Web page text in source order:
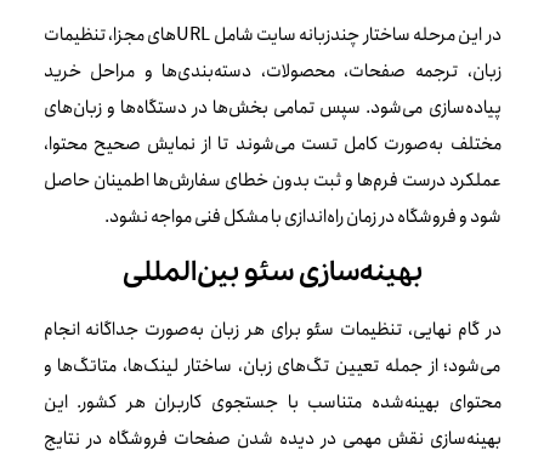
در این مرحله ساختار چندزبانه سایت شامل URLهای مجزا، تنظیمات
زبان، ترجمه صفحات، محصولات، دسته‌بندی‌ها و مراحل خرید
پیاده‌سازی می‌شود. سپس تمامی بخش‌ها در دستگاه‌ها و زبان‌های
مختلف به‌صورت کامل تست می‌شوند تا از نمایش صحیح محتوا،
عملکرد درست فرم‌ها و ثبت بدون خطای سفارش‌ها اطمینان حاصل
شود و فروشگاه در زمان راه‌اندازی با مشکل فنی مواجه نشود.
بهینه‌سازی سئو بین‌المللی
در گام نهایی، تنظیمات سئو برای هر زبان به‌صورت جداگانه انجام
می‌شود؛ از جمله تعیین تگ‌های زبان، ساختار لینک‌ها، متاتگ‌ها و
محتوای بهینه‌شده متناسب با جستجوی کاربران هر کشور. این
بهینه‌سازی نقش مهمی در دیده شدن صفحات فروشگاه در نتایج